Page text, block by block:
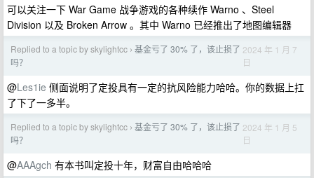
可以关注一下 War Game 战争游戏的各种续作 Warno 、Steel
Division 以及 Broken Arrow 。其中 Warno 已经推出了地图编辑器
Replied to a topic by skylightcc › 基金亏了 30% 了，该止损了
吗？
2024 年 1 月 7
日
@Les1ie 侧面说明了定投具有一定的抗风险能力哈哈。你的数据上扛
了下了一多半。
Replied to a topic by skylightcc › 基金亏了 30% 了，该止损了
吗？
2024 年 1 月 5
日
@AAAgch 有本书叫定投十年，财富自由哈哈哈